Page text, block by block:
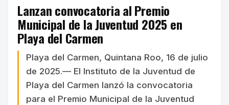
Lanzan convocatoria al Premio
Municipal de la Juventud 2025 en
Playa del Carmen
Playa del Carmen, Quintana Roo, 16 de julio
de 2025.— El Instituto de la Juventud de
Playa del Carmen lanzó la convocatoria
para el Premio Municipal de la Juventud